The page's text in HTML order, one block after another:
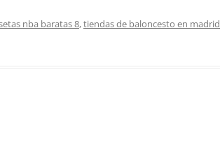
nba baratas 8,tiendas de baloncesto en madrid